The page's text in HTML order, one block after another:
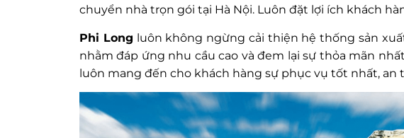
chuyển nhà trọn gói tại Hà Nội. Luôn đặt lợi ích khách
Phi Long luôn không ngừng cải thiện hệ thống sản
nhằm đáp ứng nhu cầu cao và đem lại sự thỏa mãn
luôn mang đến cho khách hàng sự phục vụ tốt nhất, an